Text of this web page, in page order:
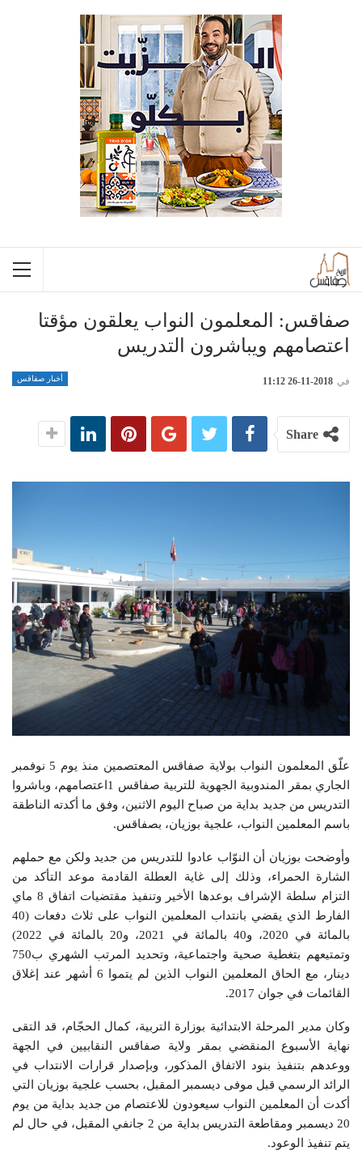
صفاقس: المعلمون النواب يعلقون مؤقتا
اعتصامهم ويباشرون التدريس
أخبار صفاقس في 2018-11-26 11:12
Share
علّق المعلمون النواب بولاية صفاقس المعتصمين منذ يوم 5 نوفمبر
الجاري بمقر المندوبية الجهوية للتربية صفاقس 1اعتصامهم، وباشروا
التدريس من جديد بداية من صباح اليوم الاثنين، وفق ما أكدته الناطقة
باسم المعلمين النواب، علجية بوزيان، بصفاقس.
وأوضحت بوزيان أن النوّاب عادوا للتدريس من جديد ولكن مع حملهم
الشارة الحمراء، وذلك إلى غاية العطلة القادمة موعد التأكد من
التزام سلطة الإشراف بوعدها الأخير وتنفيذ مقتضيات اتفاق 8 ماي
الفارط الذي يقضي بانتداب المعلمين النواب على ثلاث دفعات (40
بالمائة في 2020، و40 بالمائة في 2021، و20 بالمائة في 2022)
وتمتيعهم بتغطية صحية واجتماعية، وتحديد المرتب الشهري ب750
دينار، مع الحاق المعلمين النواب الذين لم يتموا 6 أشهر عند إغلاق
القائمات في جوان 2017.
وكان مدير المرحلة الابتدائية بوزارة التربية، كمال الحجّام، قد التقى
نهاية الأسبوع المنقضي بمقر ولاية صفاقس النقابيين في الجهة
ووعدهم بتنفيذ بنود الاتفاق المذكور، وبإصدار قرارات الانتداب في
الرائد الرسمي قبل موفى ديسمبر المقبل، بحسب علجية بوزيان التي
أكدت أن المعلمين النواب سيعودون للاعتصام من جديد بداية من يوم
20 ديسمبر ومقاطعة التدريس بداية من 2 جانفي المقبل، في حال لم
يتم تنفيذ الوعود.